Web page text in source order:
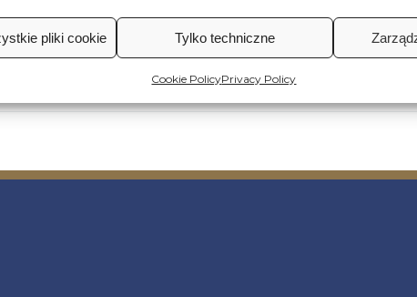
pliki cookie Tylko techniczne
Cookie PolicyPrivacy Policy
SĄ SKORKI I NASION?
PODCZAS OTWIERANIA PUSZKI?
DLA MOICH DZIECI?